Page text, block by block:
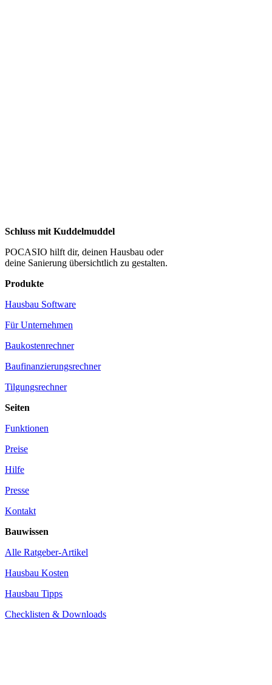
Schluss mit Kuddelmuddel
POCASIO hilft dir, deinen Hausbau oder
deine Sanierung übersichtlich zu gestalten.
Produkte
Hausbau Software
Für Unternehmen
Baukostenrechner
Baufinanzierungsrechner
Tilgungsrechner
Seiten
Funktionen
Preise
Hilfe
Presse
Kontakt
Bauwissen
Alle Ratgeber-Artikel
Hausbau Kosten
Hausbau Tipps
Checklisten & Downloads